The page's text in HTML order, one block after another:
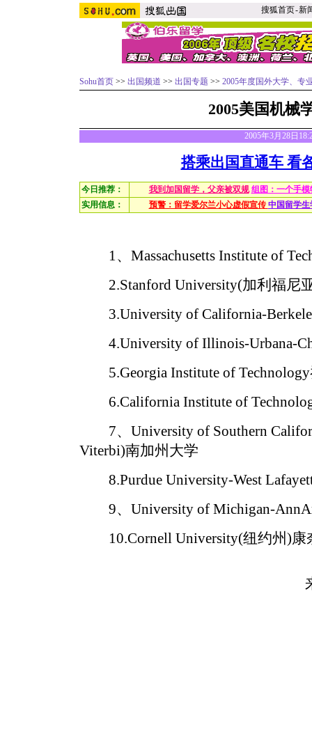
搜狐首页-新
Sohu首页 >> 出国频道 >> 出国专题 >> 2005年度国外大学、专
2005美国机械
2005年3月28日
搭乘出国直通车 看
今日推荐： 我到加国留学，父亲被双规 组图：一个手
实用信息：
预警：留学爱尔兰小心虚假宣传 中国留学
1、Massachusetts Institute of
2.Stanford University(加利福尼
3.University of California-
4.University of Illinois-Urbana-
5.Georgia Institute of
6.California Institute of
7、University of Southern
Viterbi)南加州大学
8.Purdue University-West
9、University of Michigan-
10.Cornell University(纽约州)康